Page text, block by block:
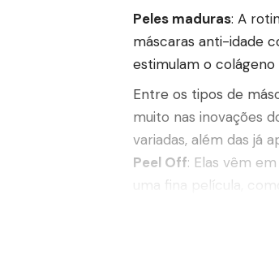
Peles maduras: A
máscaras anti-idade
estimulam o colágeno
Entre os tipos de
muito nas inovações
variadas, além das já
Peel Off: Elas vêm
uma fina película,
pele. Sabe aquela